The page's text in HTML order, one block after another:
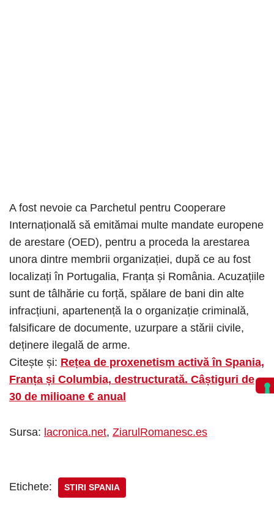
A fost nevoie ca Parchetul pentru Cooperare
Internațională să emitămai multe mandate europene
de arestare (OED), pentru a proceda la arestarea
unora dintre membrii organizației, după ce au fost
localizați în Portugalia, Franța și România. Acuzațiile
sunt de tâlhărie cu forță, spălare de bani din alte
infracțiuni, apartenență la o organizație criminală,
falsificare de documente, uzurpare a stării civile,
deținere ilegală de arme.
Citește și: Rețea de proxenetism activă în Spania,
Franța și Columbia, destructurată. Câștiguri de
30 de milioane €‎ anual
Sursa: lacronica.net, ZiarulRomanesc.es
Etichete: STIRI SPANIA